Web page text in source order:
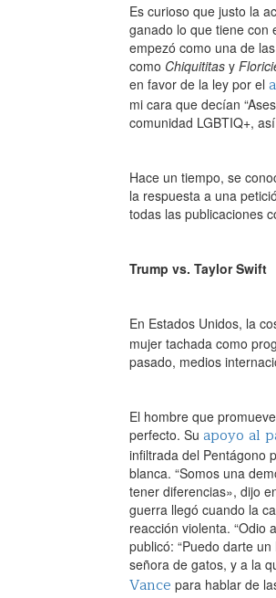
Es curioso que justo la
ganado lo que tiene con
empezó como una de
como Chiquititas y
en favor de la ley por el
mi cara que decían
comunidad LGBTIQ+,
Hace un tiempo, se
la respuesta a una
todas las publicaciones
Trump vs. Taylor Swift
En Estados Unidos, la
mujer tachada como
pasado, medios
El hombre que
perfecto. Su apoyo al
infiltrada del Pentágono
blanca. “Somos una
tener diferencias», dijo
guerra llegó cuando la
reacción violenta. “Odio
publicó: “Puedo darte
señora de gatos, y a la
Vance para hablar de